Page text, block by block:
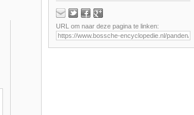
URL om naar deze pagina te linken: